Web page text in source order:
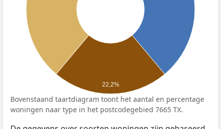
22,2%
Bovenstaand taartdiagram toont het aantal en percentage
woningen naar type in het postcodegebied 7665 TX.